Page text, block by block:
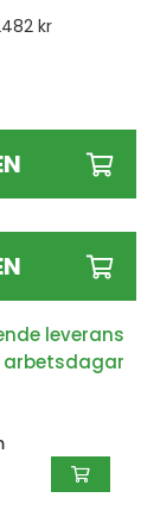
kr
arbetsdagar